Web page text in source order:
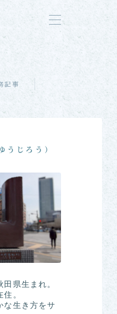
記事
うじろう）
県生まれ。
。
な生き方をサ